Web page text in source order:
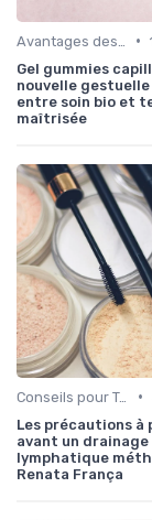
•
Gel gummies
nouvelle
entre soin bio et
maîtrisée
Conseils pour Tous les Âges •
Les précautions à
avant un drainage
lymphatique
Renata França